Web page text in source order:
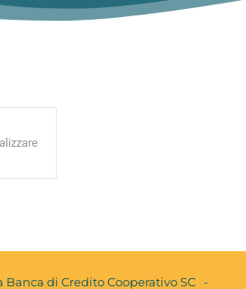
Banca di Credito Cooperativo SC -